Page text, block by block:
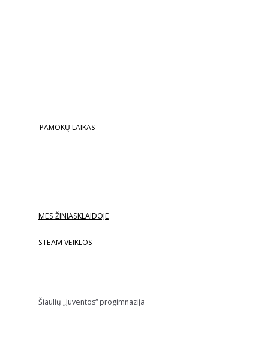
PAMOKŲ LAIKAS
MES ŽINIASKLAIDOJE
STEAM VEIKLOS
Šiaulių „Juventos“ progimnazija